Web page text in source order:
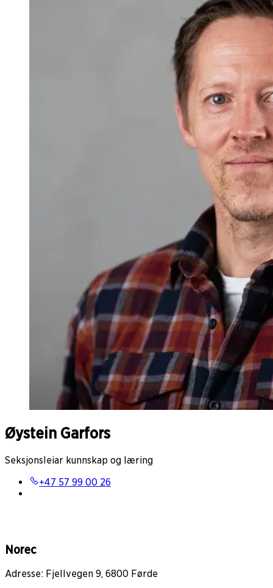
Øystein Garfors
Seksjonsleiar kunnskap og læring
+47 57 99 00 26
Norec
Adresse: Fjellvegen 9, 6800 Førde